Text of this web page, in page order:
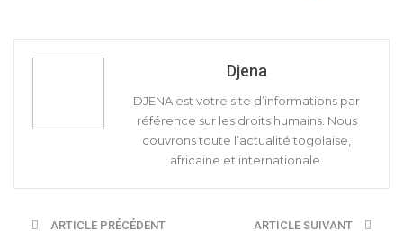
Djena
DJENA est votre site d’informations par
référence sur les droits humains. Nous
couvrons toute l’actualité togolaise,
africaine et internationale.
ARTICLE PRÉCÉDENT ARTICLE SUIVANT